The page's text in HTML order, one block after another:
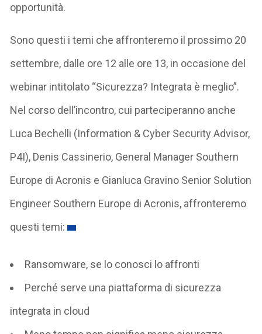
opportunità.
Sono questi i temi che affronteremo il prossimo 20
settembre, dalle ore 12 alle ore 13, in occasione del
webinar intitolato “Sicurezza? Integrata è meglio”.
Nel corso dell’incontro, cui parteciperanno anche
Luca Bechelli (Information & Cyber Security Advisor,
P4I), Denis Cassinerio, General Manager Southern
Europe di Acronis e Gianluca Gravino Senior Solution
Engineer Southern Europe di Acronis, affronteremo
questi temi:
Ransomware, se lo conosci lo affronti
Perché serve una piattaforma di sicurezza
integrata in cloud